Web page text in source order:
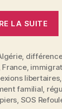
LA SUITE
,
France,
libertaires,
familial,
, SOS